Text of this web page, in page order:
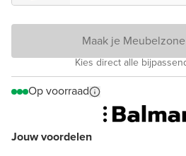
Jouw voordelen
Maak je
Kies direct alle
Op voorraad